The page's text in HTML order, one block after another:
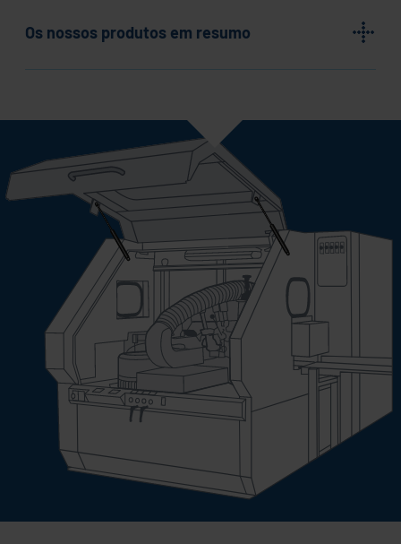
Os nossos produtos em resumo